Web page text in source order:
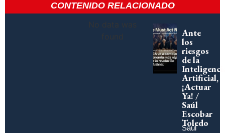
CONTENIDO RELACIONADO
No data was
found
Ante
los
riesgos
de la
Artificial,
¡Actuar
Ya! /
Saúl
Escobar
Toledo
Saúl